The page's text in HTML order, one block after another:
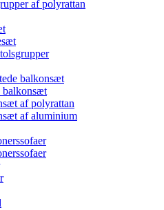
af polyrattan
balkonsæt
balkonsæt
af polyrattan
af aluminium